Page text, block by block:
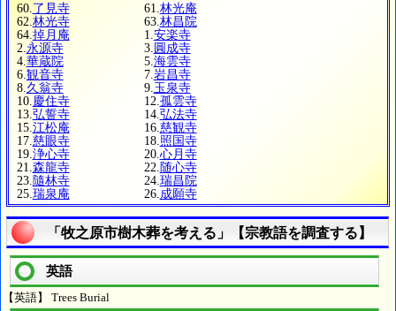
60. 了見寺 61. 林光庵
62. 林光寺 63. 林昌院
64. 掉月庵 1. 安楽寺
2. 永源寺 3. 圓成寺
4. 華蔵院 5. 海雲寺
6. 観音寺 7. 岩昌寺
8. 久翁寺 9. 玉泉寺
10. 慶住寺 12. 孤雲寺
13. 弘誓寺 14. 弘法寺
15. 江松庵 16. 慈観寺
17. 慈眼寺 18. 照国寺
19. 浄心寺 20. 心月寺
21. 森龍寺 22. 随心寺
23. 隨林寺 24. 瑞昌院
25. 瑞泉庵 26. 成願寺
「牧之原市樹木葬を考える」【宗教語を調査する】
英語
【英語】 Trees Burial